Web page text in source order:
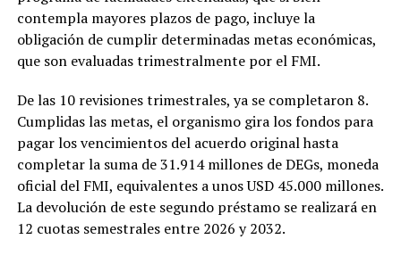
contempla mayores plazos de pago, incluye la
obligación de cumplir determinadas metas económicas,
que son evaluadas trimestralmente por el FMI.
De las 10 revisiones trimestrales, ya se completaron 8.
Cumplidas las metas, el organismo gira los fondos para
pagar los vencimientos del acuerdo original hasta
completar la suma de 31.914 millones de DEGs, moneda
oficial del FMI, equivalentes a unos USD 45.000 millones.
La devolución de este segundo préstamo se realizará en
12 cuotas semestrales entre 2026 y 2032.